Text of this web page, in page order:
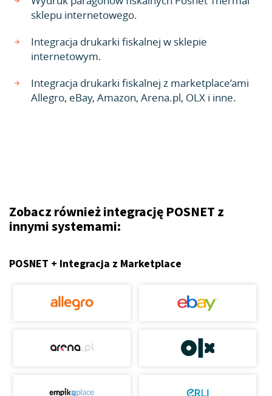
sklepu internetowego.
Integracja drukarki fiskalnej w sklepie
internetowym.
Integracja drukarki fiskalnej z marketplace’ami
Allegro, eBay, Amazon, Arena.pl, OLX i inne.
Zobacz również integrację POSNET z
innymi systemami:
POSNET + Integracja z Marketplace